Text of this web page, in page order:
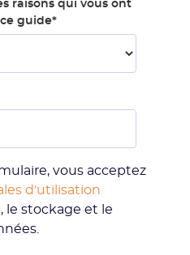
raisons qui vous ont
guide*
vous acceptez
d'utilisation
le stockage et le